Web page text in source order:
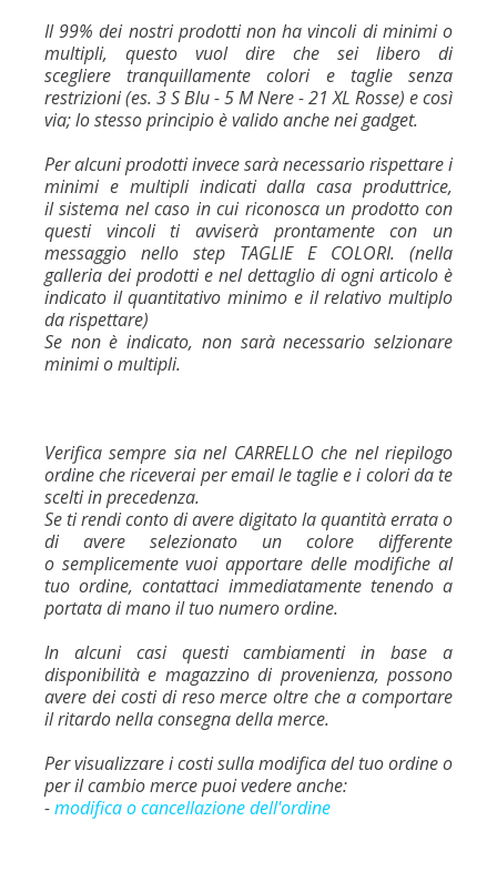
Il 99% dei nostri prodotti non ha vincoli di minimi o
multipli, questo vuol dire che sei libero di
scegliere tranquillamente colori e taglie senza
restrizioni (es. 3 S Blu - 5 M Nere - 21 XL Rosse) e così
via; lo stesso principio è valido anche nei gadget.
Per alcuni prodotti invece sarà necessario rispettare i
minimi e multipli indicati dalla casa produttrice,
il sistema nel caso in cui riconosca un prodotto con
questi vincoli ti avviserà prontamente con un
messaggio nello step TAGLIE E COLORI. (nella
galleria dei prodotti e nel dettaglio di ogni articolo è
indicato il quantitativo minimo e il relativo multiplo
da rispettare)
Se non è indicato, non sarà necessario selzionare
minimi o multipli.
Verifica sempre sia nel CARRELLO che nel riepilogo
ordine che riceverai per email le taglie e i colori da te
scelti in precedenza.
Se ti rendi conto di avere digitato la quantità errata o
di avere selezionato un colore differente
o semplicemente vuoi apportare delle modifiche al
tuo ordine, contattaci immediatamente tenendo a
portata di mano il tuo numero ordine.
In alcuni casi questi cambiamenti in base a
disponibilità e magazzino di provenienza, possono
avere dei costi di reso merce oltre che a comportare
il ritardo nella consegna della merce.
Per visualizzare i costi sulla modifica del tuo ordine o
per il cambio merce puoi vedere anche:
-modifica o cancellazione dell'ordine